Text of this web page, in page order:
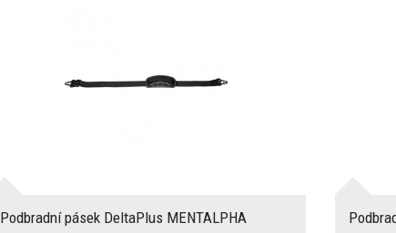
Podbradní pásek DeltaPlus MENTALPHA